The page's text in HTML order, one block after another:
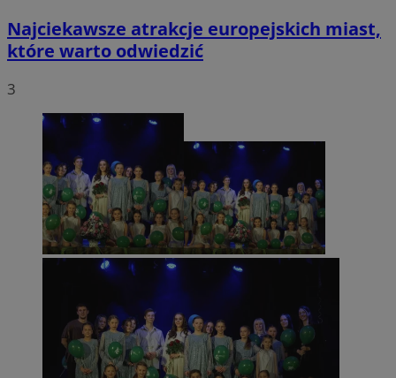
Najciekawsze atrakcje europejskich miast,
które warto odwiedzić
3